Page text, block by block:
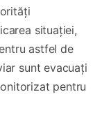
situației,
astfel de
sunt evacuați
pentru